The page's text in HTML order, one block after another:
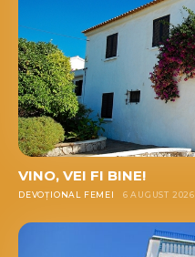
VINO, VEI FI BINE!
DEVOȚIONAL FEMEI 6 AUGUST 2026